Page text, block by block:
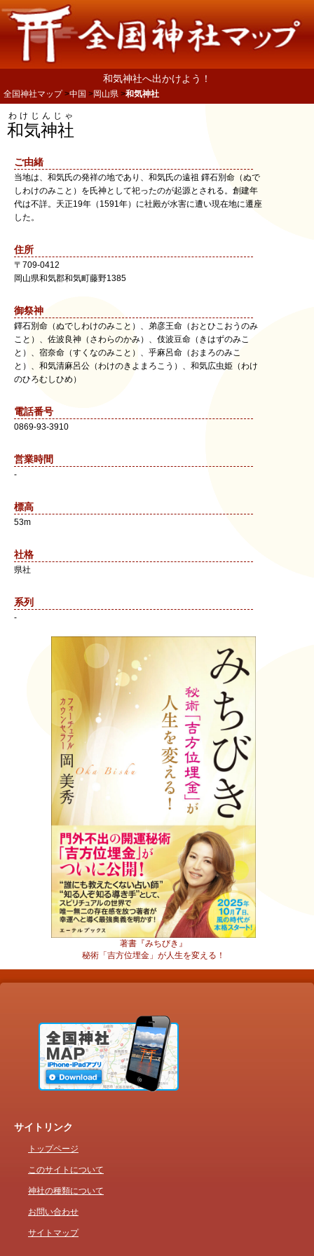
和気神社へ出かけよう！
全国神社マップ 中国 岡山県 和気神社
和気神社
わけじんじゃ
ご由緒
当地は、和気氏の発祥の地であり、和気氏の遠祖 鐸石別命（ぬで
しわけのみこと）を氏神として祀ったのが起源とされる。創建年
代は不詳。天正19年（1591年）に社殿が水害に遭い現在地に遷座
した。
住所
〒 709-0412
岡山県和気郡和気町藤野1385
御祭神
鐸石別命（ぬでしわけのみこと）、弟彦王命（おとひこおうのみ
こと）、佐波良神（さわらのかみ）、伎波豆命（きはずのみこ
と）、宿奈命（すくなのみこと）、乎麻呂命（おまろのみこ
と）、和気清麻呂公（わけのきよまろこう）、和気広虫姫（わけ
のひろむしひめ）
電話番号
0869-93-3910
営業時間
-
標高
53m
社格
県社
系列
-
著書『みちびき』
秘術「吉方位埋金」が人生を変える！
サイトリンク
トップページ
このサイトについて
神社の種類について
お問い合わせ
サイトマップ